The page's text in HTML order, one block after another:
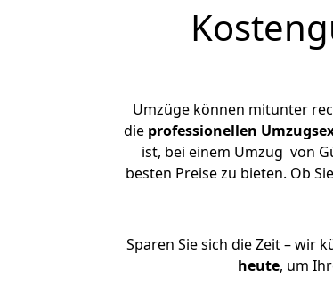
Umzüge können mitunter
die professionellen
ist, bei einem Umzug von
besten Preise zu bieten. Ob
Sparen Sie sich die Zeit – wir
heute, um